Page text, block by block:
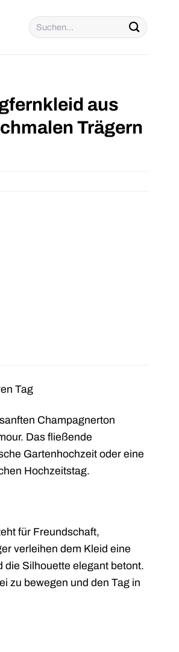
Suchen
nach:
aus
Trägern
Tag
Champagnerton
Das fließende
Gartenhochzeit oder eine
Hochzeitstag.
für Freundschaft,
verleihen dem Kleid eine
die Silhouette elegant betont.
zu bewegen und den Tag in